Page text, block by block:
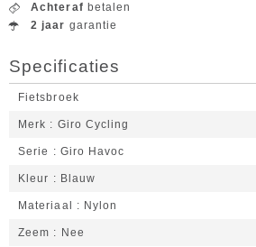
Achteraf betalen
2 jaar garantie
Specificaties
Fietsbroek
Merk Giro Cycling
Serie Giro Havoc
Kleur Blauw
Materiaal Nylon
Zeem Nee